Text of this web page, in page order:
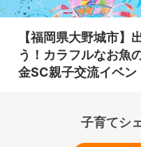
【福岡県大野城市】
う！カラフルなお魚
金SC親子交流イベン
子育てシ